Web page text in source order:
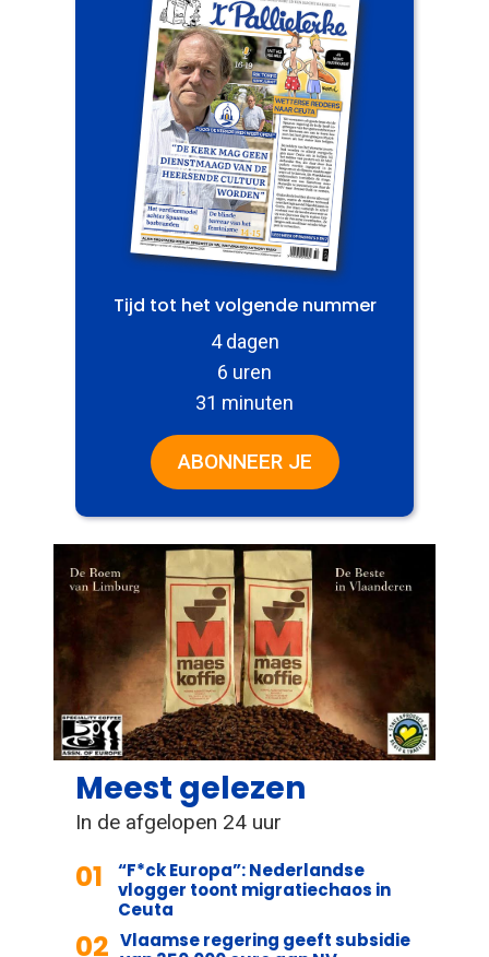
Tijd tot het volgende nummer
4 dagen
6 uren
31 minuten
ABONNEER JE
Meest gelezen
In de afgelopen 24 uur
01
“F*ck Europa”: Nederlandse
vlogger toont migratiechaos in
Ceuta
02 Vlaamse regering geeft subsidie